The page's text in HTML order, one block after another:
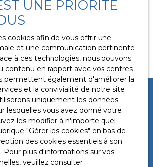
Rechercher
Aucun résultat
plus aucun bien
à votre recherche
Nom
UNE PRIORITÉ
cookies afin de vous offrir une
et une communication pertinente
à ces technologies, nous pouvons
contenu en rapport avec vos centres
permettent également d'améliorer la
et la convivialité de notre site
uniquement les données
lesquelles vous avez donné votre
les modifier à n'importe quel
″Gérer les cookies″ en bas de
des cookies essentiels à son
plus d'informations sur vos
veuillez consulter